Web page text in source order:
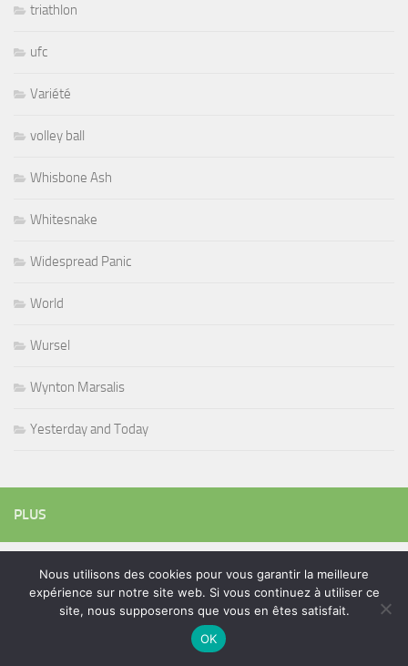
triathlon
ufc
Variété
volley ball
Whisbone Ash
Whitesnake
Widespread Panic
World
Wursel
Wynton Marsalis
Yesterday and Today
PLUS
Rechercher :
Nous utilisons des cookies pour vous garantir la meilleure
expérience sur notre site web. Si vous continuez à utiliser ce
site, nous supposerons que vous en êtes satisfait.
OK